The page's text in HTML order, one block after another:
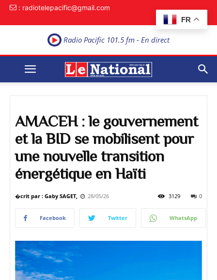
FR
: radiotelepacific@gmail.com
Radio Pacific 101.5 fm - En direct
AMACEH : le gouvernement
et la BID se mobilisent pour
une nouvelle transition
énergétique en Haïti
�crit par : Gaby SAGET, 28/05/26 0
3129
Facebook Twitter WhatsApp